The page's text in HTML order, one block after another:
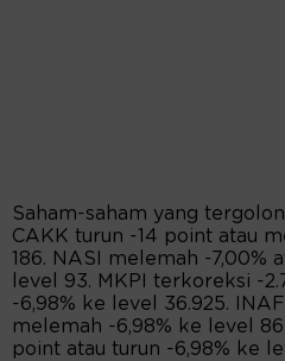
Saham-saham yang
CAKK turun -14 point atau
186. NASI melemah -7,00%
level 93. MKPI terkoreksi -
-6,98% ke level 36.925.
melemah -6,98% ke level
point atau turun -6,98% ke